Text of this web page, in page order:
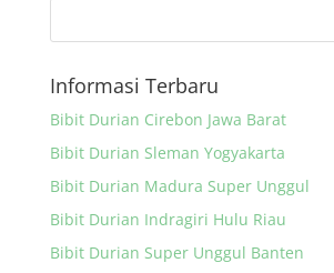
Informasi Terbaru
Bibit Durian Cirebon Jawa Barat
Bibit Durian Sleman Yogyakarta
Bibit Durian Madura Super Unggul
Bibit Durian Indragiri Hulu Riau
Bibit Durian Super Unggul Banten